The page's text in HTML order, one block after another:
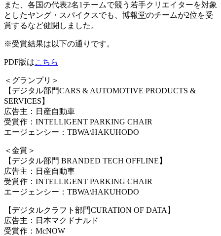
また、各国の代表2名1チームで競う若手クリエイターを対象
としたヤング・スパイクスでも、博報堂のチームが2位を受
賞するなど健闘しました。
※受賞結果は以下の通りです。
PDF版はこちら
＜グランプリ＞
【デジタル部門CARS & AUTOMOTIVE PRODUCTS &
SERVICES】
広告主：日産自動車
受賞作：INTELLIGENT PARKING CHAIR
エージェンシー：TBWA\HAKUHODO
＜金賞＞
【デジタル部門 BRANDED TECH OFFLINE】
広告主：日産自動車
受賞作：INTELLIGENT PARKING CHAIR
エージェンシー：TBWA\HAKUHODO
【デジタルクラフト部門CURATION OF DATA】
広告主：日本マクドナルド
受賞作：McNOW